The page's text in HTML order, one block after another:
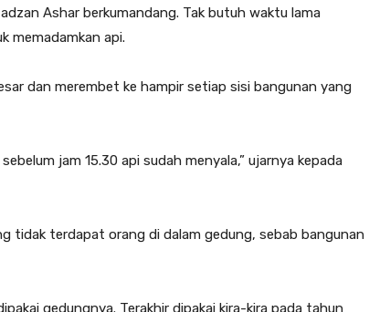
Ashar berkumandang. Tak butuh waktu lama
memadamkan api.
dan merembet ke hampir setiap sisi bangunan yang
jam 15.30 api sudah menyala,” ujarnya kepada
tidak terdapat orang di dalam gedung, sebab bangunan